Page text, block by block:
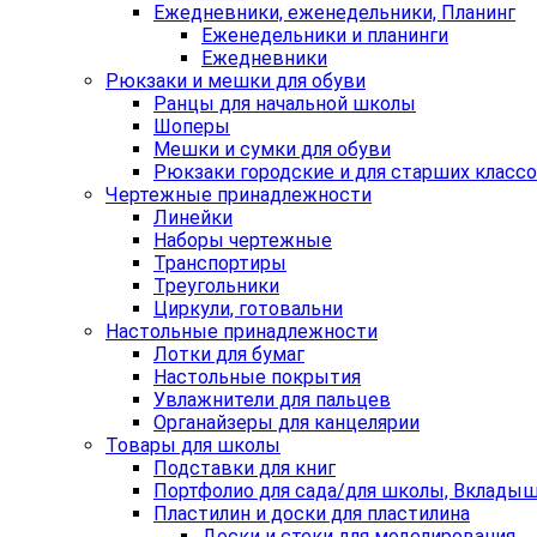
Ежедневники, еженедельники, Планинг
Еженедельники и планинги
Ежедневники
Рюкзаки и мешки для обуви
Ранцы для начальной школы
Шоперы
Мешки и сумки для обуви
Рюкзаки городские и для старших
Чертежные принадлежности
Линейки
Наборы чертежные
Транспортиры
Треугольники
Циркули, готовальни
Настольные принадлежности
Лотки для бумаг
Настольные покрытия
Увлажнители для пальцев
Органайзеры для канцелярии
Товары для школы
Подставки для книг
Портфолио для сада/для школы,
Пластилин и доски для пластилина